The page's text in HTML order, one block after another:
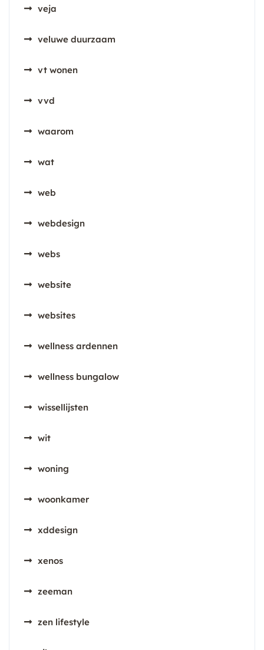
veja
veluwe duurzaam
vt wonen
vvd
waarom
wat
web
webdesign
webs
website
websites
wellness ardennen
wellness bungalow
wissellijsten
wit
woning
woonkamer
xddesign
xenos
zeeman
zen lifestyle